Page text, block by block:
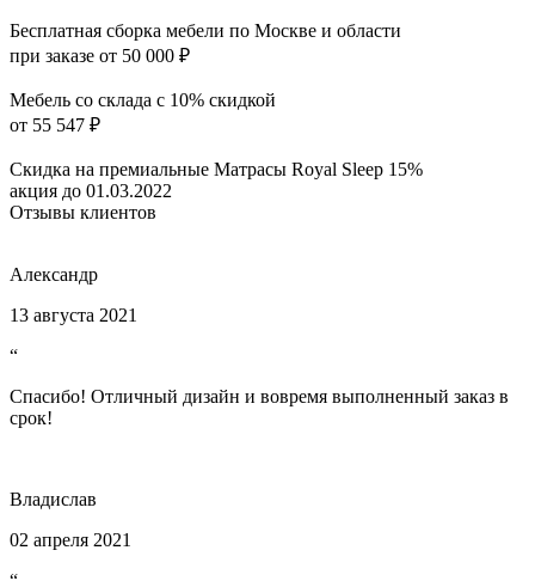
Бесплатная сборка мебели по Москве и области
при заказе от 50 000 ₽
Мебель со склада с 10% скидкой
от 55 547 ₽
Скидка на премиальные Матрасы Royal Sleep 15%
акция до 01.03.2022
Отзывы клиентов
Александр
13 августа 2021
“
Спасибо! Отличный дизайн и вовремя выполненный заказ в
срок!
Владислав
02 апреля 2021
“